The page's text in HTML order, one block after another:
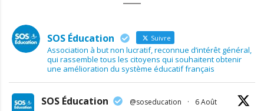
SOS Éducation Suivre
Association à but non lucratif, reconnue d’intérêt général,
qui rassemble tous les citoyens qui souhaitent obtenir
une amélioration du système éducatif français
SOS Éducation @soseducation · 6 Août